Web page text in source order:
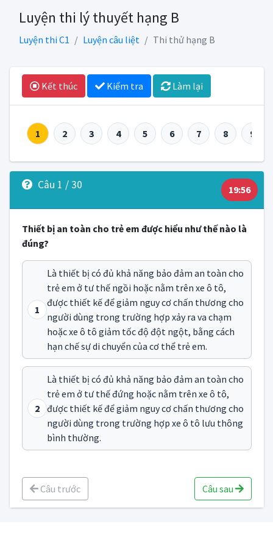
Luyện thi lý thuyết hạng B
Luyện thi C1 Luyện câu liệt Thi thử hạng B
Kết thúc Kiểm tra Làm lại
1 2 3 4 5 6 7 8 9
Câu 1 / 30 19:56
Thiết bị an toàn cho trẻ em được hiểu như thế nào là
đúng?
1
Là thiết bị có đủ khả năng bảo đảm an toàn cho
trẻ em ở tư thế ngồi hoặc nằm trên xe ô tô,
được thiết kế để giảm nguy cơ chấn thương cho
người dùng trong trường hợp xảy ra va chạm
hoặc xe ô tô giảm tốc độ đột ngột, bằng cách
hạn chế sự di chuyển của cơ thể trẻ em.
2
Là thiết bị có đủ khả năng bảo đảm an toàn cho
trẻ em ở tư thế đứng hoặc nằm trên xe ô tô,
được thiết kế để giảm nguy cơ chấn thương cho
người dùng trong trường hợp xe ô tô lưu thông
bình thường.
Câu trước Câu sau